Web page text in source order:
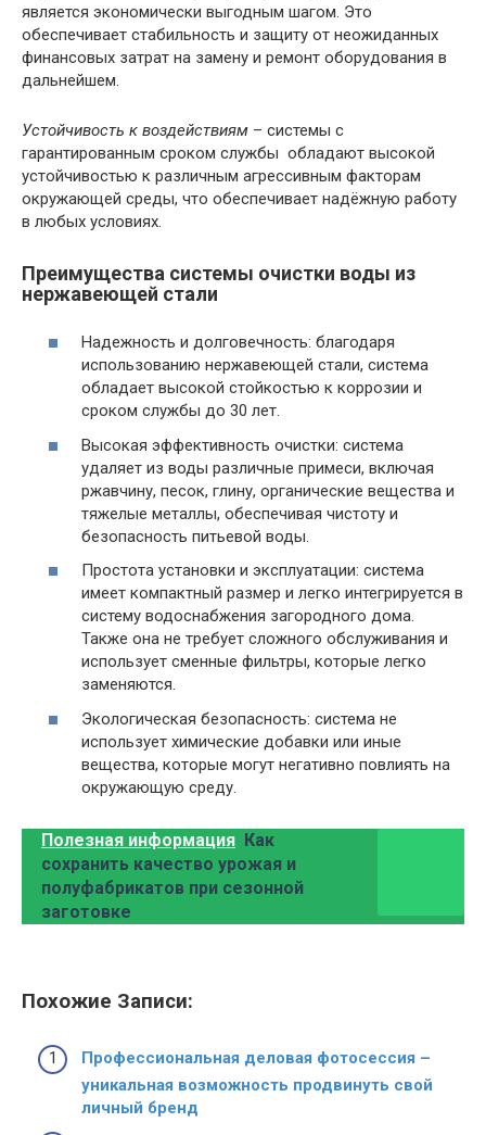
является экономически выгодным шагом. Это
обеспечивает стабильность и защиту от неожиданных
финансовых затрат на замену и ремонт оборудования в
дальнейшем.
Устойчивость к воздействиям – системы с
гарантированным сроком службы обладают высокой
устойчивостью к различным агрессивным факторам
окружающей среды, что обеспечивает надёжную работу
в любых условиях.
Преимущества системы очистки воды из
нержавеющей стали
Надежность и долговечность: благодаря
использованию нержавеющей стали, система
обладает высокой стойкостью к коррозии и
сроком службы до 30 лет.
Высокая эффективность очистки: система
удаляет из воды различные примеси, включая
ржавчину, песок, глину, органические вещества и
тяжелые металлы, обеспечивая чистоту и
безопасность питьевой воды.
Простота установки и эксплуатации: система
имеет компактный размер и легко интегрируется в
систему водоснабжения загородного дома.
Также она не требует сложного обслуживания и
использует сменные фильтры, которые легко
заменяются.
Экологическая безопасность: система не
использует химические добавки или иные
вещества, которые могут негативно повлиять на
окружающую среду.
Полезная информация Как
сохранить качество урожая и
полуфабрикатов при сезонной
заготовке
Похожие Записи:
Профессиональная деловая фотосессия –
уникальная возможность продвинуть свой
личный бренд